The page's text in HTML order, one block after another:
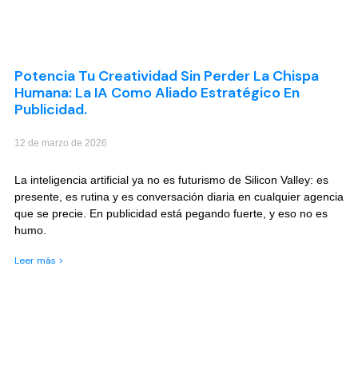
Potencia Tu Creatividad Sin Perder La Chispa
Humana: La IA Como Aliado Estratégico En
Publicidad.
12 de marzo de 2026
La inteligencia artificial ya no es futurismo de Silicon Valley: es
presente, es rutina y es conversación diaria en cualquier agencia
que se precie. En publicidad está pegando fuerte, y eso no es
humo.
Leer más >